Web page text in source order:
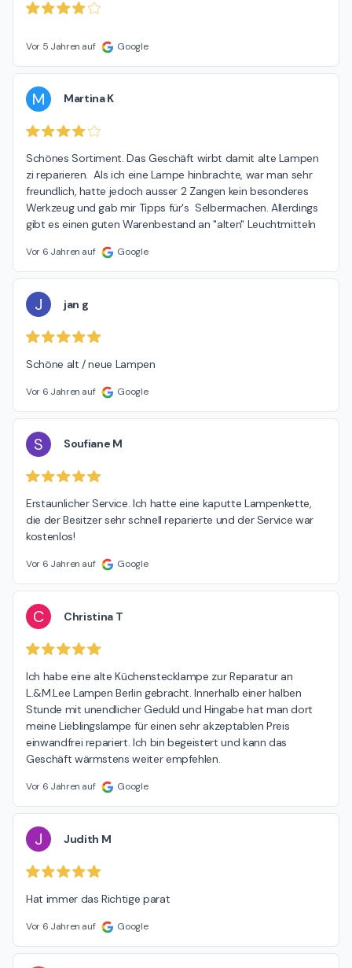
Vor 5 Jahren auf Google
M Martina K
Schönes Sortiment. Das Geschäft wirbt damit alte Lampen
zi reparieren.  Als ich eine Lampe hinbrachte, war man sehr
freundlich, hatte jedoch ausser 2 Zangen kein besonderes
Werkzeug und gab mir Tipps für's  Selbermachen. Allerdings
gibt es einen guten Warenbestand an "alten" Leuchtmitteln
Vor 6 Jahren auf Google
J jan g
Schöne alt / neue Lampen
Vor 6 Jahren auf Google
S Soufiane M
Erstaunlicher Service. Ich hatte eine kaputte Lampenkette,
die der Besitzer sehr schnell reparierte und der Service war
kostenlos!
Vor 6 Jahren auf Google
C Christina T
Ich habe eine alte Küchenstecklampe zur Reparatur an
L.&M.Lee Lampen Berlin gebracht. Innerhalb einer halben
Stunde mit unendlicher Geduld und Hingabe hat man dort
meine Lieblingslampe für einen sehr akzeptablen Preis
einwandfrei repariert. Ich bin begeistert und kann das
Geschäft wärmstens weiter empfehlen.
Vor 6 Jahren auf Google
J Judith M
Hat immer das Richtige parat
Vor 6 Jahren auf Google